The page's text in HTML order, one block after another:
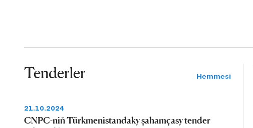
Tenderler Hemmesi
21.10.2024
CNPC-niň Türkmenistandaky şahamçasy tender